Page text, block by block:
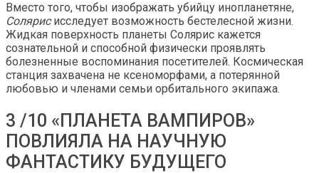
Вместо того, чтобы изображать убийцу инопланетяне,
Солярисисследует возможность бестелесной жизни.
Жидкая поверхность планеты Солярис кажется
сознательной и способной физически проявлять
болезненные воспоминания посетителей. Космическая
станция захвачена не ксеноморфами, а потерянной
любовью и членами семьи орбитального экипажа.
3 /10 «ПЛАНЕТА ВАМПИРОВ»
ПОВЛИЯЛА НА НАУЧНУЮ
ФАНТАСТИКУ БУДУЩЕГО